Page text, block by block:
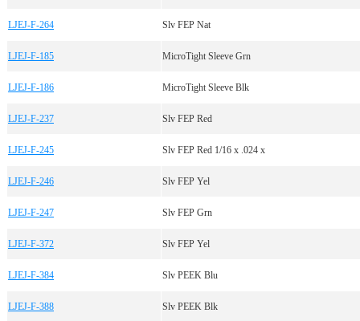
LJEJ-F-264 Slv FEP Nat
LJEJ-F-185 MicroTight Sleeve Grn
LJEJ-F-186 MicroTight Sleeve Blk
LJEJ-F-237 Slv FEP Red
LJEJ-F-245 Slv FEP Red 1/16 x .024 x
LJEJ-F-246 Slv FEP Yel
LJEJ-F-247 Slv FEP Grn
LJEJ-F-372 Slv FEP Yel
LJEJ-F-384 Slv PEEK Blu
LJEJ-F-388 Slv PEEK Blk